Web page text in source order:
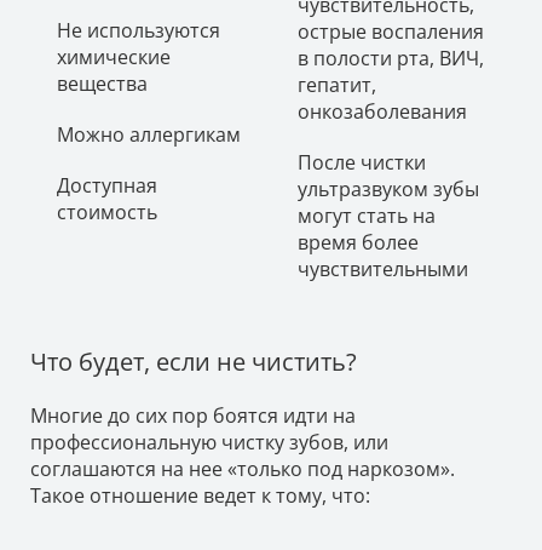
Не используются
химические
вещества
Можно аллергикам
Доступная
стоимость
острые воспаления
в полости рта, ВИЧ,
гепатит,
онкозаболевания
После чистки
ультразвуком зубы
могут стать на
время более
чувствительными
Что будет, если не чистить?
Многие до сих пор боятся идти на
профессиональную чистку зубов, или
соглашаются на нее «только под наркозом».
Такое отношение ведет к тому, что: